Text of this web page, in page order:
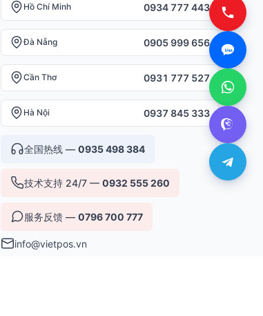
Hồ Chí Minh 0934 777 443
Đà Nẵng 0905 999 656
Cần Thơ 0931 777 527
Hà Nội 0937 845 333
全国热线 — 0935 498 384
技术支持 24/7 — 0932 555 260
服务反馈 — 0796 700 777
info@vietpos.vn